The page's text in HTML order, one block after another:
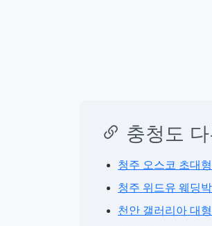
충청도
청주 오스코 초대
청주 위드유 웨딩
천안 갤러리아 대